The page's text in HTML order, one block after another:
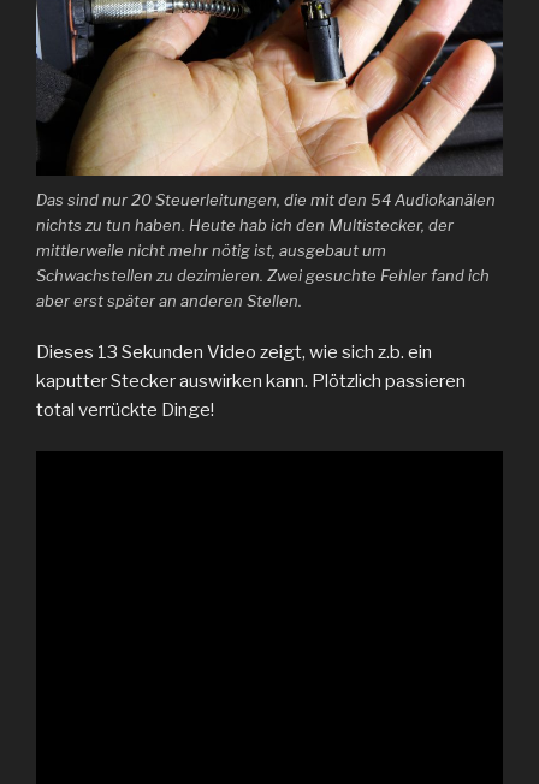
Das sind nur 20 Steuerleitungen, die mit den 54 Audiokanälen
nichts zu tun haben. Heute hab ich den Multistecker, der
mittlerweile nicht mehr nötig ist, ausgebaut um
Schwachstellen zu dezimieren. Zwei gesuchte Fehler fand ich
aber erst später an anderen Stellen.
Dieses 13 Sekunden Video zeigt, wie sich z.b. ein
kaputter Stecker auswirken kann. Plötzlich passieren
total verrückte Dinge!